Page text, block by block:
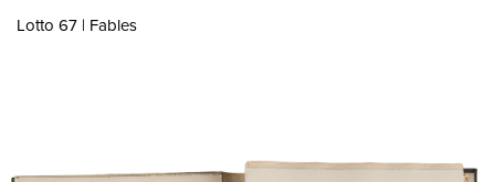
Lotto 67 | Fables